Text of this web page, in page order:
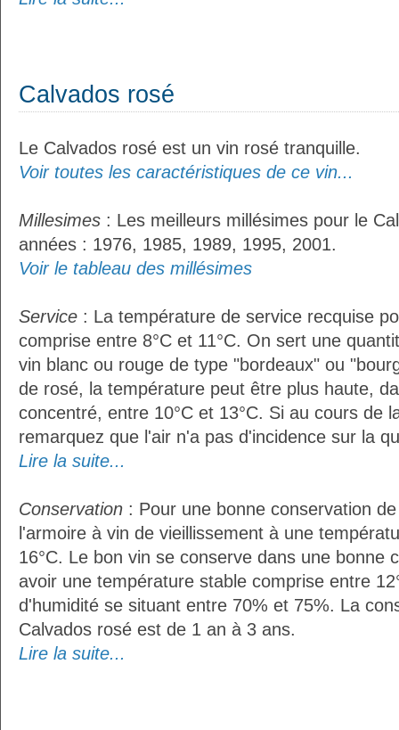
Calvados rosé
Le Calvados rosé est un vin rosé tranquille.
Voir toutes les caractéristiques de ce vin...
Millesimes : Les meilleurs millésimes pour le
années : 1976, 1985, 1989, 1995, 2001.
Voir le tableau des millésimes
Service : La température de service recquise
comprise entre 8°C et 11°C. On sert une
vin blanc ou rouge de type "bordeaux" ou
de rosé, la température peut être plus haute,
concentré, entre 10°C et 13°C. Si au cours de
remarquez que l'air n'a pas d'incidence sur la
Lire la suite...
Conservation : Pour une bonne conservation
l'armoire à vin de vieillissement à une
16°C. Le bon vin se conserve dans une bonne
avoir une température stable comprise entre
d'humidité se situant entre 70% et 75%. La
Calvados rosé est de 1 an à 3 ans.
Lire la suite...